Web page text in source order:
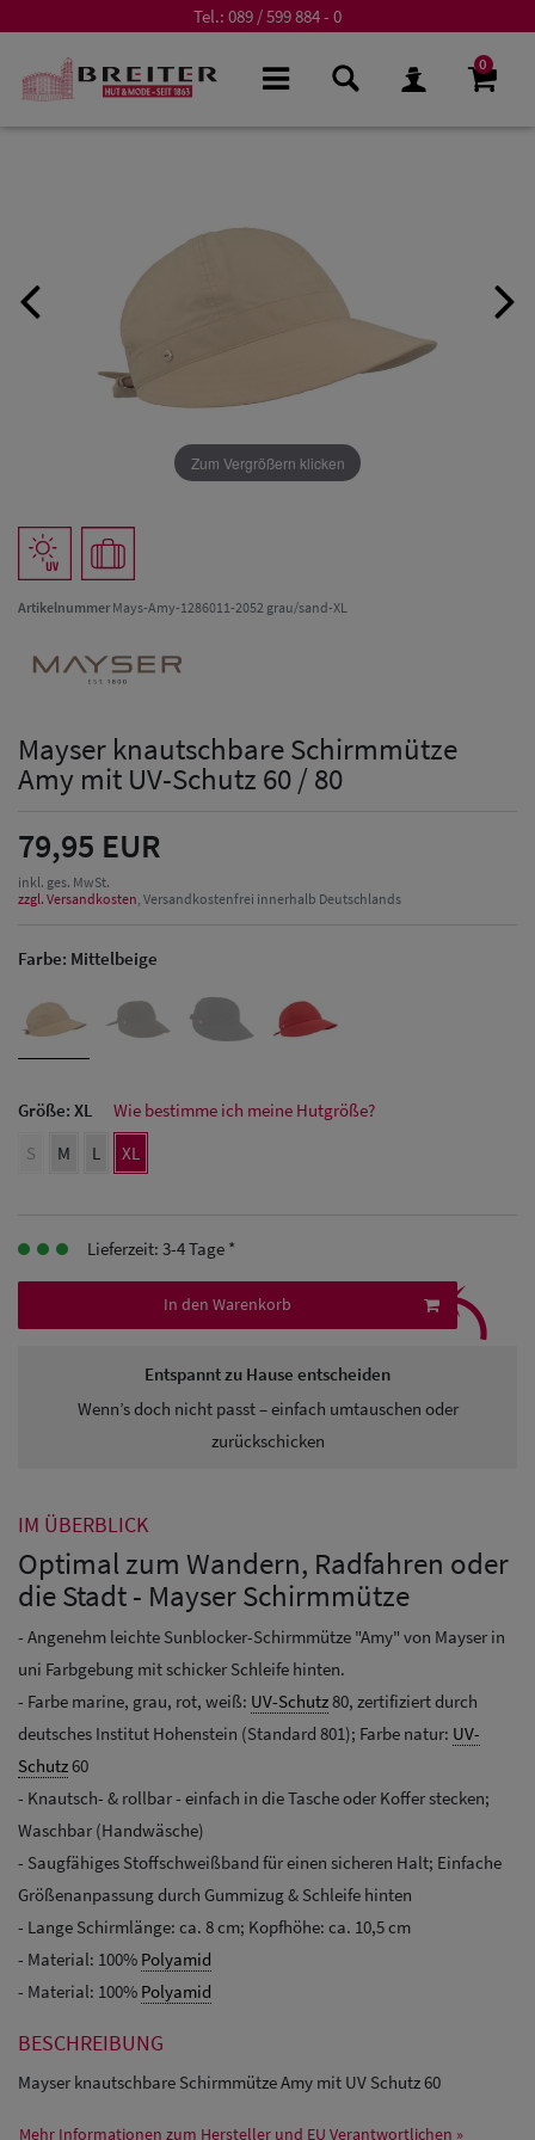
Tel.: 089 / 599 884 - 0
0
Herren Caps
Herren
Baseball Cpas
Schutz Caps
Zum Vergrößern klicken
ArtikelnummerMays-Amy-1286011-2052 grau/sand-XL
Mayser knautschbare Schirmmütze
Amy mit UV-Schutz 60 / 80
79,95 EUR
inkl. ges. MwSt.
zzgl. Versandkosten , Versandkostenfrei innerhalb Deutschlands
Farbe: Mittelbeige
Größe: XL
Wie bestimme ich meine Hutgröße?
S
M L XL
Lieferzeit: 3-4 Tage *
In den Warenkorb
Entspannt zu Hause entscheiden
Wenn’s doch nicht passt – einfach umtauschen oder
zurückschicken
⤹
IM ÜBERBLICK
Optimal zum Wandern, Radfahren oder
die Stadt - Mayser Schirmmütze
- Angenehm leichte Sunblocker-Schirmmütze "Amy" von Mayser in
uni Farbgebung mit schicker Schleife hinten.
- Farbe marine, grau, rot, weiß: UV-Schutz80, zertifiziert durch
deutsches Institut Hohenstein (Standard 801); Farbe natur: UV-
Schutz60
- Knautsch- & rollbar - einfach in die Tasche oder Koffer stecken;
Waschbar (Handwäsche)
- Saugfähiges Stoffschweißband für einen sicheren Halt; Einfache
Größenanpassung durch Gummizug & Schleife hinten
- Lange Schirmlänge: ca. 8 cm; Kopfhöhe: ca. 10,5 cm
- Material: 100% Polyamid
- Material: 100% Polyamid
BESCHREIBUNG
Mayser knautschbare Schirmmütze Amy mit UV Schutz 60
Mehr Informationen zum Hersteller und EU Verantwortlichen »